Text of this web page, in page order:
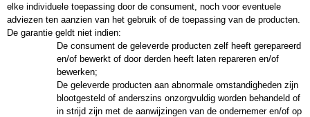
elke individuele toepassing door de consument, noch voor eventuele
adviezen ten aanzien van het gebruik of de toepassing van de producten.
De garantie geldt niet indien:
De consument de geleverde producten zelf heeft gerepareerd
en/of bewerkt of door derden heeft laten repareren en/of
bewerken;
De geleverde producten aan abnormale omstandigheden zijn
blootgesteld of anderszins onzorgvuldig worden behandeld of
in strijd zijn met de aanwijzingen van de ondernemer en/of op